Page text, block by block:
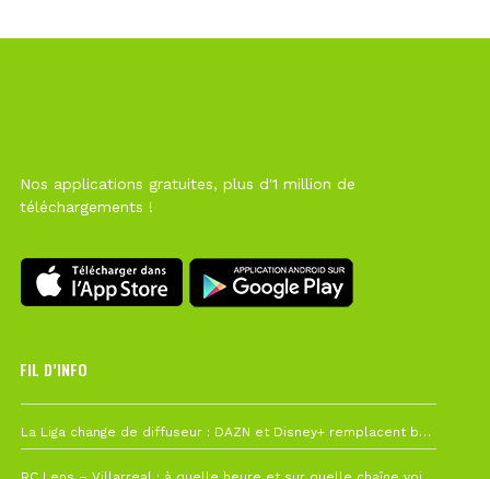
Nos applications gratuites, plus d'1 million de
téléchargements !
FIL D’INFO
La Liga change de diffuseur : DAZN et Disney+ remplacent beIN Sports !